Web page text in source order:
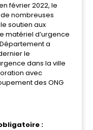
février 2022, le
nombreuses
soutien aux
matériel d’urgence
a
le
dans la ville
avec
des ONG
: